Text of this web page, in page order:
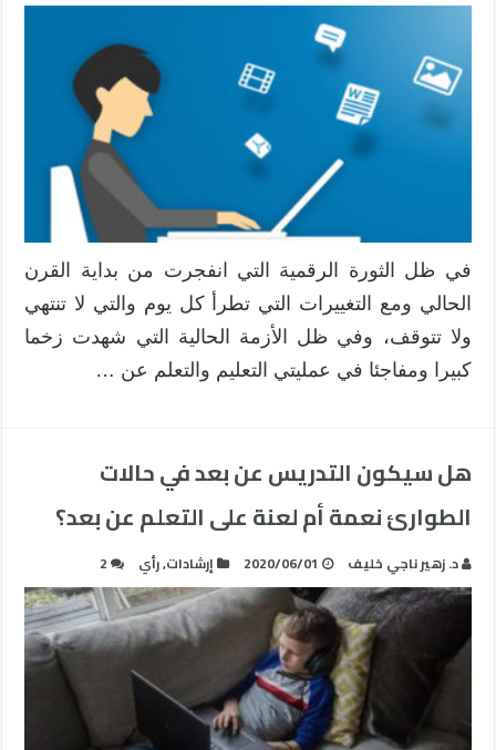
في ظل الثورة الرقمية التي انفجرت من بداية القرن
الحالي ومع التغييرات التي تطرأ كل يوم والتي لا تنتهي
ولا تتوقف، وفي ظل الأزمة الحالية التي شهدت زخما
كبيرا ومفاجئا في عمليتي التعليم والتعلم عن …
هل سيكون التدريس عن بعد في حالات
الطوارئ نعمة أم لعنة على التعلم عن بعد؟
د. زهير ناجي خليف 2020/06/01 إرشادات,رأي 2